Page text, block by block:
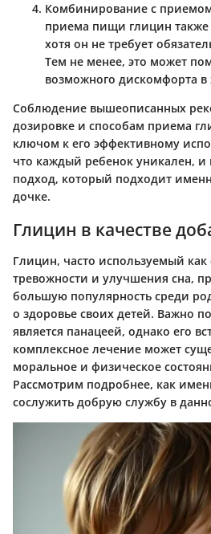
Комбинирование с
приема пищи глицин также
хотя он не требует
Тем не менее, это может
возможного дискомфорта в
Соблюдение вышеописанных
дозировке и способам приема
ключом к его эффективному
что каждый ребенок уникален, и
подход, который подходит
дочке.
Глицин в качестве
Глицин, часто используемый
тревожности и улучшения сна,
большую популярность среди
о здоровье своих детей. Важно
является панацеей, однако его
комплексное лечение может
моральное и физическое
Рассмотрим подробнее, как
сослужить добрую службу в